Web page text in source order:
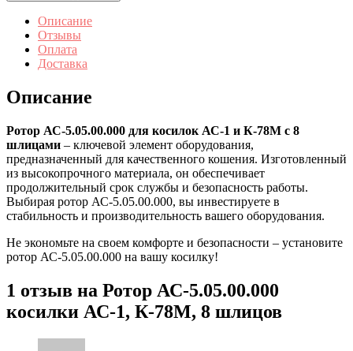
Описание
Отзывы
Оплата
Доставка
Описание
Ротор АС-5.05.00.000 для косилок АС-1 и К-78М с 8
шлицами – ключевой элемент оборудования,
предназначенный для качественного кошения. Изготовленный
из высокопрочного материала, он обеспечивает
продолжительный срок службы и безопасность работы.
Выбирая ротор АС-5.05.00.000, вы инвестируете в
стабильность и производительность вашего оборудования.
Не экономьте на своем комфорте и безопасности – установите
ротор АС-5.05.00.000 на вашу косилку!
1 отзыв на Ротор АС-5.05.00.000
косилки АС-1, К-78М, 8 шлицов